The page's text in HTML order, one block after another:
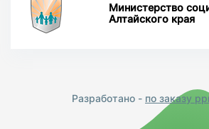
Министерство
Алтайского края
Разработано - по заказу